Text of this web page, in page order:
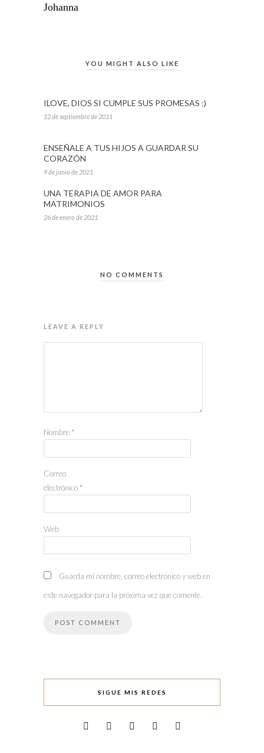
Johanna
YOU MIGHT ALSO LIKE
ILOVE, DIOS SI CUMPLE SUS PROMESAS :)
12 de septiembre de 2011
ENSEÑALE A TUS HIJOS A GUARDAR SU
CORAZÓN
9 de junio de 2021
UNA TERAPIA DE AMOR PARA
MATRIMONIOS
26 de enero de 2021
NO COMMENTS
LEAVE A REPLY
Nombre *
Correo
electrónico *
Web
Guarda mi nombre, correo electrónico y web en
este navegador para la próxima vez que comente.
SIGUE MIS REDES